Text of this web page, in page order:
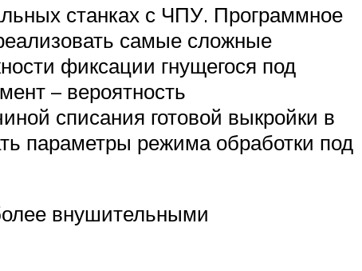
станках с ЧПУ. Программное
самые сложные
фиксации гнущегося под
– вероятность
списания готовой выкройки в
параметры режима обработки под
внушительными